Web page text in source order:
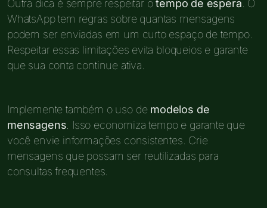
Outra dica é sempre respeitar otempo de espera . O
WhatsApp tem regras sobre quantas mensagens
podem ser enviadas em um curto espaço de tempo.
Respeitar essas limitações evita bloqueios e garante
que sua conta continue ativa.
Implemente também o uso de modelos de
mensagens . Isso economiza tempo e garante que
você envie informações consistentes. Crie
mensagens que possam ser reutilizadas para
consultas frequentes.